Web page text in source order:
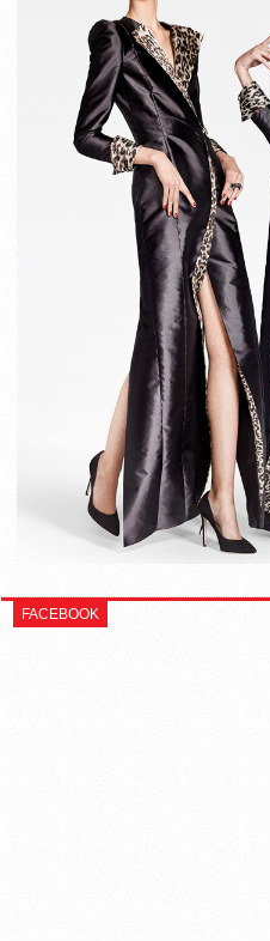
FACEBOOK